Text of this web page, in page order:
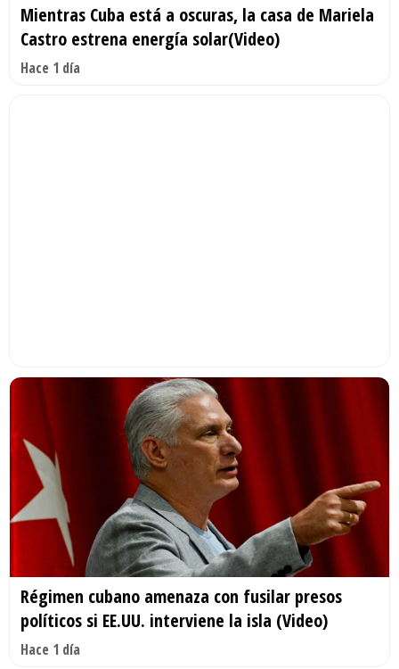
Mientras Cuba está a oscuras, la casa de Mariela
Castro estrena energía solar(Video)
Hace 1 día
Régimen cubano amenaza con fusilar presos
políticos si EE.UU. interviene la isla (Video)
Hace 1 día